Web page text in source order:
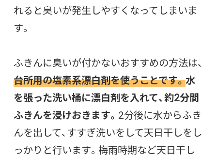
れると臭いが発生しやすくなってしまいま
す。
ふきんに臭いが付かないおすすめの方法は、
台所用の塩素系漂白剤を使うことです。水
を張った洗い桶に漂白剤を入れて、約2分間
ふきんを浸けおきます。 2分後に水からふき
んを出して、すすぎ洗いをして天日干しをし
っかりと行います。梅雨時期など天日干し